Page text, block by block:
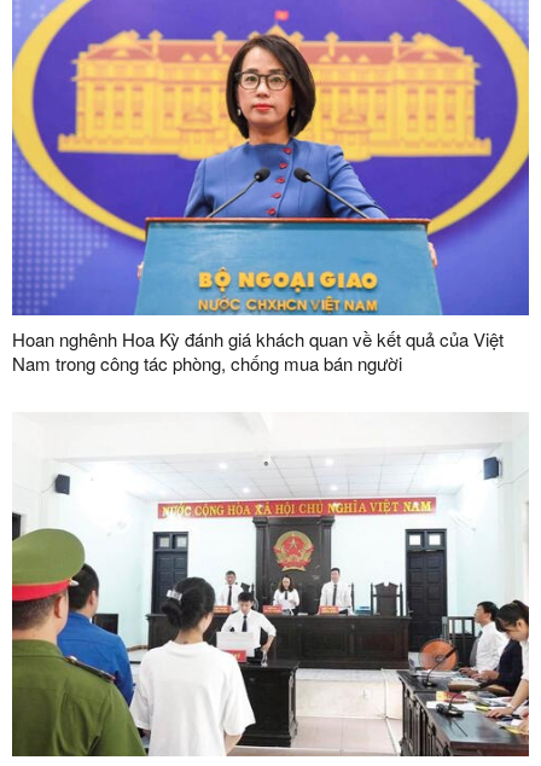
Hoan nghênh Hoa Kỳ đánh giá khách quan về kết quả của Việt
Nam trong công tác phòng, chống mua bán người